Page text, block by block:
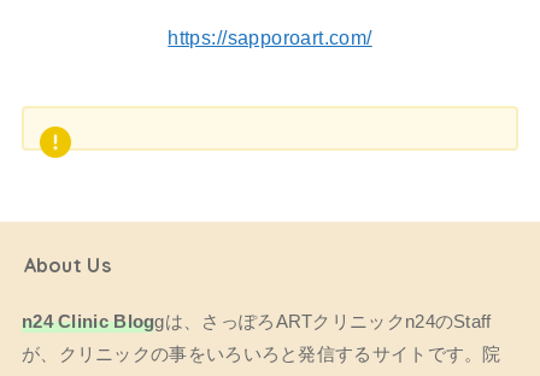
https://sapporoart.com/
About Us
n24 Clinic Bloggは、さっぽろARTクリニックn24のStaff
が、クリニックの事をいろいろと発信するサイトです。院